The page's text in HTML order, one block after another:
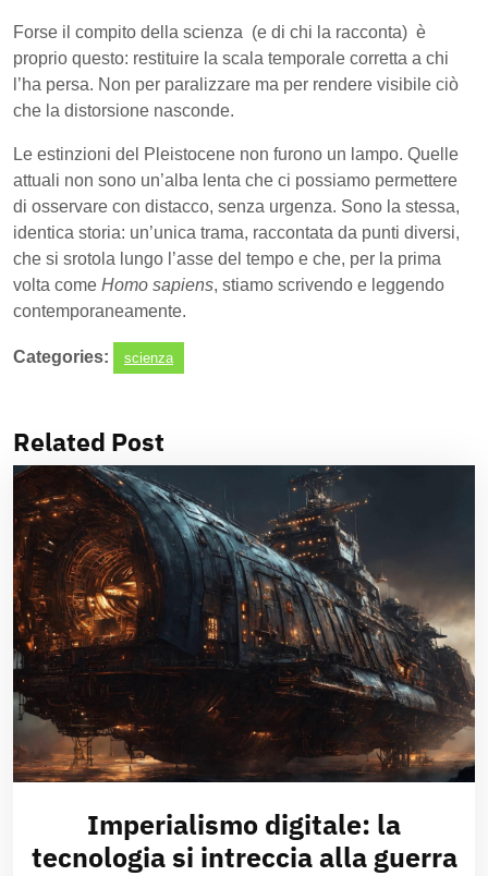
Forse il compito della scienza (e di chi la racconta) è
proprio questo: restituire la scala temporale corretta a chi
l’ha persa. Non per paralizzare ma per rendere visibile ciò
che la distorsione nasconde.
Le estinzioni del Pleistocene non furono un lampo. Quelle
attuali non sono un’alba lenta che ci possiamo permettere
di osservare con distacco, senza urgenza. Sono la stessa,
identica storia: un’unica trama, raccontata da punti diversi,
che si srotola lungo l’asse del tempo e che, per la prima
volta come Homo sapiens, stiamo scrivendo e leggendo
contemporaneamente.
Categories: scienza
Related Post
Imperialismo digitale: la
tecnologia si intreccia alla guerra